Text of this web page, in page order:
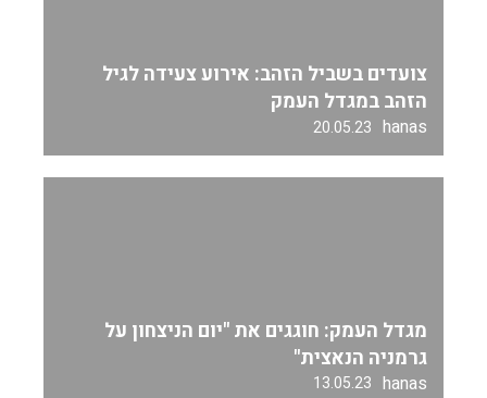
צועדים בשביל הזהב: אירוע צעידה לגיל
הזהב במגדל העמק
hanas
20.05.23
מגדל העמק: חוגגים את "יום הניצחון על
גרמניה הנאצית"
hanas
13.05.23